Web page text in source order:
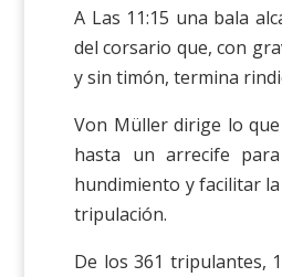
A Las 11:15 una bala
del corsario que, con
y sin timón, termina
Von Müller dirige lo
hasta un arrecife
hundimiento y facilitar
tripulación.
De los 361 tripulantes,